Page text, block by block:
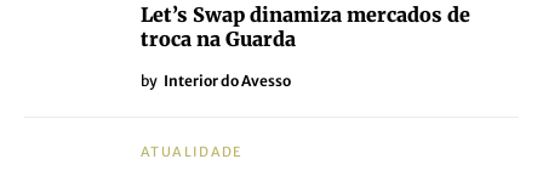
Let’s Swap dinamiza mercados de
troca na Guarda
by Interior do Avesso
ATUALIDADE